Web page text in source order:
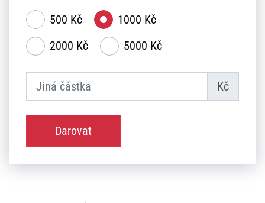
500 Kč
1000 Kč
2000 Kč
5000 Kč
Kč
Darovat